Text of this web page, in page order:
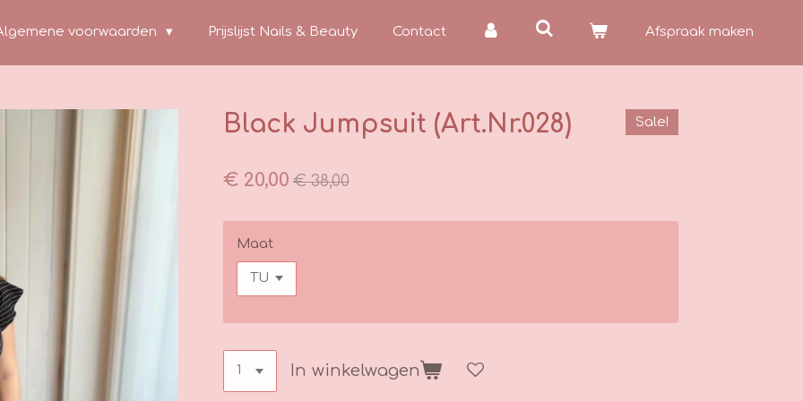
voorwaarden Prijslijst Nails & Beauty Contact Afspraak maken
Black Jumpsuit (Art.Nr.028) Sale!
€ 20,00 € 38,00
Maat
In winkelwagen